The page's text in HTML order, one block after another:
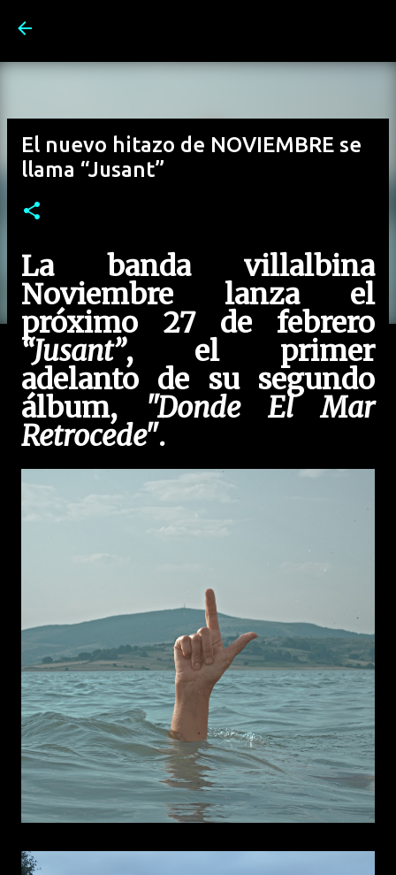
El nuevo hitazo de NOVIEMBRE se
llama “Jusant”
La banda villalbina
Noviembre lanza el
próximo 27 de febrero
“Jusant”, el primer
adelanto de su segundo
álbum, "Donde El Mar
Retrocede".